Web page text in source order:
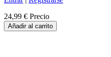
24,99 € Precio
Añadir al carrito